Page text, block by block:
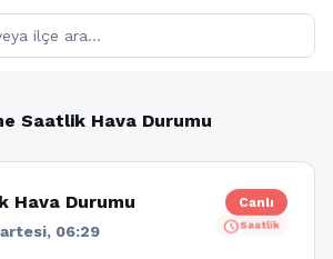
Saatlik Hava Durumu
Hava Durumu
06:29
Canlı
scheduleSaatlik